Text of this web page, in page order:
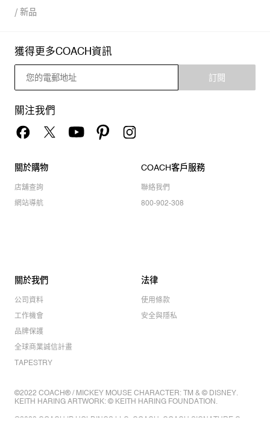
/ 新品
獲得更多COACH資訊
訂閱
關注我們
關於購物
店舖查詢
網站導航
COACH客戶服務
聯絡我們
800-902-308
關於我們
公司資料
工作機會
品牌保護
全球商業誠信計畫
TAPESTRY
法律
使用條款
安全與隱私
©2022 COACH® / MICKEY MOUSE CHARACTER: TM & © DISNEY.
KEITH HARING ARTWORK: © KEITH HARING FOUNDATION.
©2022 COACH IP HOLDINGS LLC. COACH, COACH SIGNATURE C